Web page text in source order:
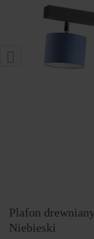
Plafon
Niebieski